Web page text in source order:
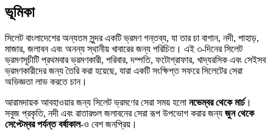
ভূমিকা
সিলেট বাংলাদেশের অন্যতম সুন্দর একটি ভ্রমণ গন্তব্য, যা তার চা বাগান, নদী, পাহাড়,
মাজার, জলাবন এবং অনন্য স্থানীয় খাবারের জন্য পরিচিত। এই ৩-দিনের সিলেট
ভ্রমণসূচীটি প্রথমবার ভ্রমণকারী, পরিবার, দম্পতি, ফটোগ্রাফার, খাদ্যরসিক এবং সেইসব
ভ্রমণকারীদের জন্য তৈরি করা হয়েছে, যারা একটি সংক্ষিপ্ত সফরে সিলেটের সেরা
অভিজ্ঞতা লাভ করতে চান।
আরামদায়ক আবহাওয়ার জন্য সিলেট ভ্রমণের সেরা সময় হলো নভেম্বর থেকে মার্চ।
সবুজ প্রকৃতি, নদী এবং রাতারগুল জলাবনের সেরা রূপ উপভোগ করার জন্য জুন থেকে
সেপ্টেম্বর পর্যন্ত বর্ষাকাল-ও বেশ জনপ্রিয়।